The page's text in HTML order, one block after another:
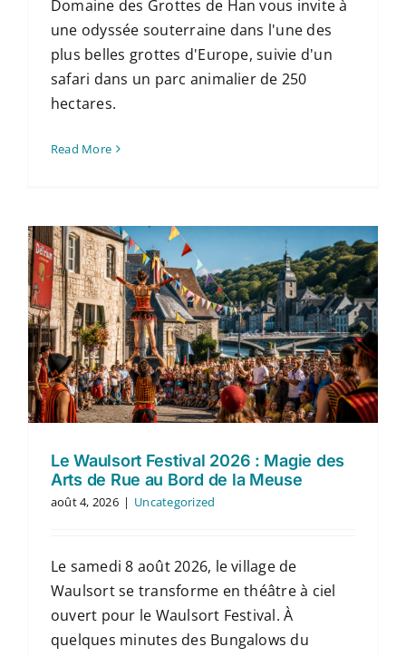
Domaine des Grottes de Han vous invite à
une odyssée souterraine dans l'une des
plus belles grottes d'Europe, suivie d'un
safari dans un parc animalier de 250
hectares.
Read More
Le Waulsort Festival 2026 : Magie des
Arts de Rue au Bord de la Meuse
août 4, 2026 | Uncategorized
Le samedi 8 août 2026, le village de
Waulsort se transforme en théâtre à ciel
ouvert pour le Waulsort Festival. À
quelques minutes des Bungalows du